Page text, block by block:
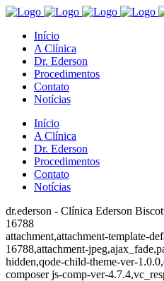
Início
A Clínica
Dr. Ederson
Procedimentos
Contato
Notícias
Início
A Clínica
Dr. Ederson
Procedimentos
Contato
Notícias
dr.ederson - Clínica Ederson
16788
attachment,attachment-template-
16788,attachment-
hidden,qode-child-theme-ver-
composer js-comp-ver-